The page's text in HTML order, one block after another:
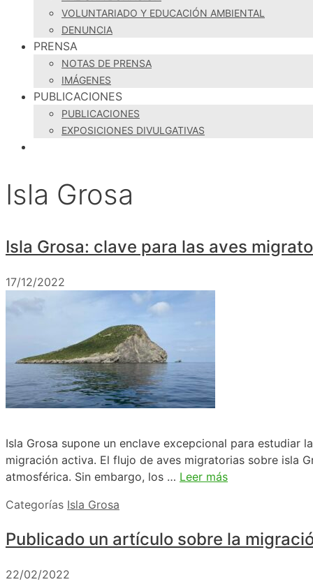
VOLUNTARIADO Y EDUCACIÓN AMBIENTAL
DENUNCIA
PRENSA
NOTAS DE PRENSA
IMÁGENES
PUBLICACIONES
PUBLICACIONES
EXPOSICIONES DIVULGATIVAS
Isla Grosa
Isla Grosa: clave para las aves
17/12/2022
Isla Grosa supone un enclave excepcional para estudiar
migración activa. El flujo de aves migratorias sobre isla
atmosférica. Sin embargo, los … Leer más
Categorías Isla Grosa
Publicado un artículo sobre la
22/02/2022